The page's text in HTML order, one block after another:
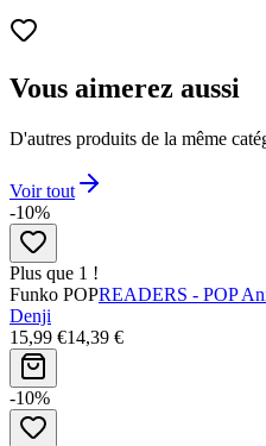
Vous aimerez aussi
D'autres produits de la même
Voir tout
-10%
Plus que 1 !
Funko POPREADERS - POP
Denji
15,99 €14,39 €
-10%